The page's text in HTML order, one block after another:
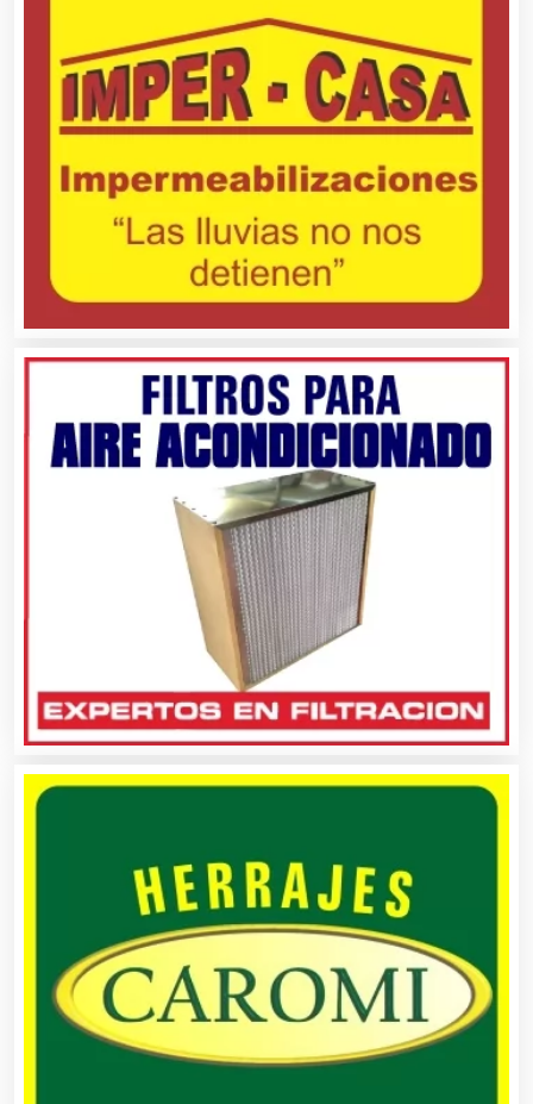
Centros de Nutrición
Cerrajerías
Cibercafés
Clínicas de Belleza
Clínicas de Rehabilitación
Clínicas y Hospitales
Clubes Deportivos
Cocinas Integrales
Combustibles y Lubricantes
Compresores de aire
Computadoras
Conferencias Empresariales